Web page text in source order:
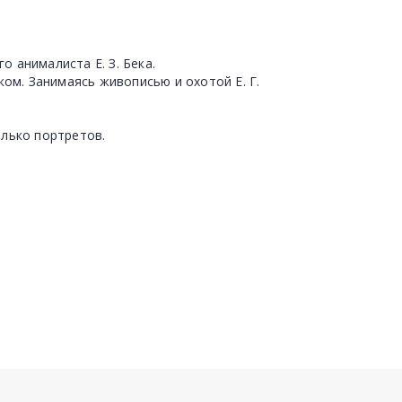
анималиста Е. З. Бека.
Занимаясь живописью и охотой Е. Г.
портретов.